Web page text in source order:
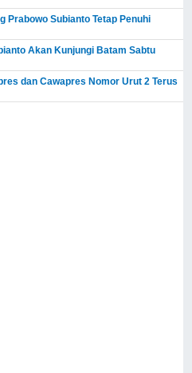
Prabowo Subianto Tetap Penuhi
Akan Kunjungi Batam Sabtu
dan Cawapres Nomor Urut 2 Terus